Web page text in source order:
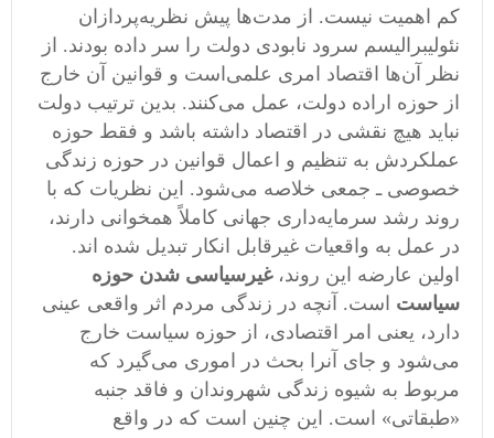
کم اهمیت نیست. از مدت‌ها پیش نظریه‌پردازان
نئولیبرالیسم سرود نابودی دولت را سر داده بودند. از
نظر آن‌ها اقتصاد امری علمی‌است و قوانین آن خارج
از حوزه اراده دولت، عمل می‌کنند. بدین ترتیب دولت
نباید هیچ نقشی در اقتصاد داشته باشد و فقط حوزه
عملکردش به تنظیم و اعمال قوانین در حوزه زندگی
خصوصی ـ جمعی خلاصه می‌شود. این نظریات که با
روند رشد سرمایه‌داری جهانی کاملاً همخوانی دارند،
در عمل به واقعیات غیرقابل انکار تبدیل شده اند.
اولین عارضه این روند،غیرسیاسی شدن حوزه
سیاست است. آنچه در زندگی مردم اثر واقعی عینی
دارد، یعنی امر اقتصادی، از حوزه سیاست خارج
می‌شود و جای آنرا بحث در اموری می‌گیرد که
مربوط به شیوه زندگی شهروندان و فاقد جنبه
«طبقاتی» است. این چنین است که در واقع